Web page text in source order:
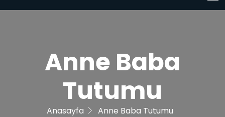
Anne Baba
Tutumu
Anasayfa Anne Baba Tutumu